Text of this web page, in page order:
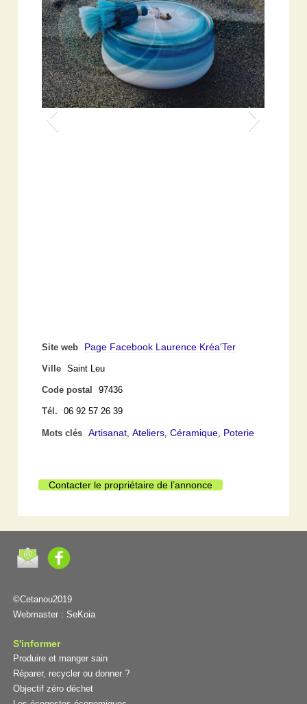
Site web Page Facebook Laurence Kréa'Ter
Ville Saint Leu
Code postal 97436
Tél. 06 92 57 26 39
Mots clés Artisanat ,Ateliers ,Céramique Poterie
Contacter le propriétaire de l’annonce
©Cetanou2019
Webmaster : SeKoia
S'informer
Produire et manger sain
Réparer, recycler ou donner ?
Objectif zéro déchet